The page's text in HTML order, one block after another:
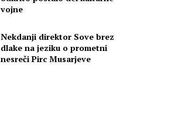
vojne
Nekdanji direktor Sove brez
dlake na jeziku o prometni
nesreči Pirc Musarjeve